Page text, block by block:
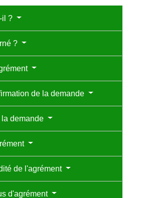
il ?
?
de la demande
demande
de l'agrément
d'agrément